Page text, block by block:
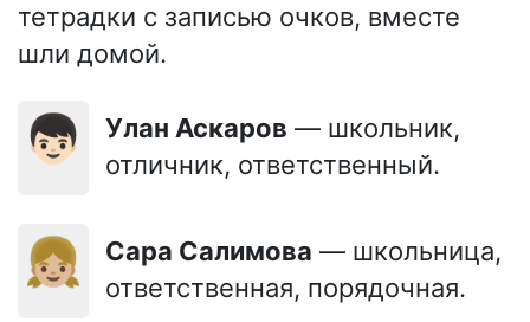
тетрадки с записью очков, вместе
шли домой.
👦🏻 Улан Аскаров — школьник,
отличник, ответственный.
👧🏼 Сара Салимова — школьница,
ответственная, порядочная.